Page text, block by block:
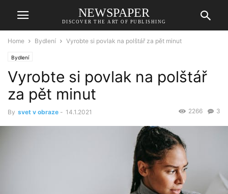
NEWSPAPER
DISCOVER THE ART OF PUBLISHING
Home Bydlení Vyrobte si povlak na polštář za pět minut
Bydlení
Vyrobte si povlak na polštář
za pět minut
By svet v obraze - 14.1.2021 3
2266